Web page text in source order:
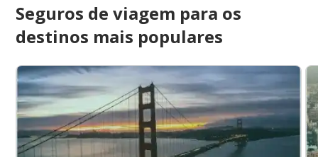
Seguros de viagem para os
destinos mais populares